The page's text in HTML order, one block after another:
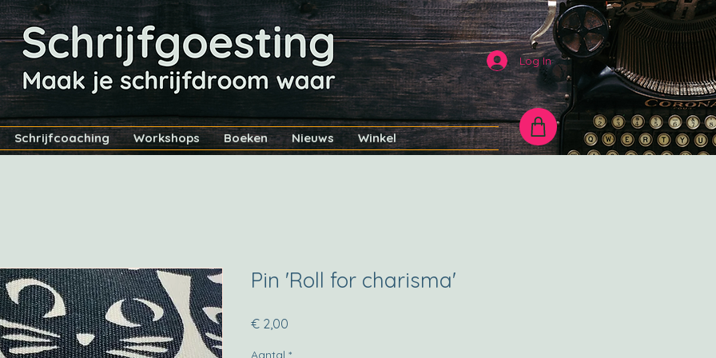
Schrijfcoaching Workshops Boeken Nieuws Winkel
Log In
Pin 'Roll for charisma'
€ 2,00
Aantal *